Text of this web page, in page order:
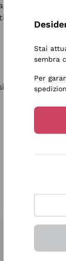
prodotti
e
Stai
sembra
Per